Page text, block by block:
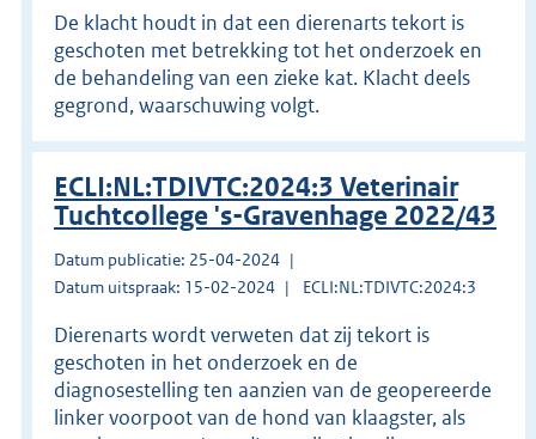
De klacht houdt in dat een dierenarts tekort is
geschoten met betrekking tot het onderzoek en
de behandeling van een zieke kat. Klacht deels
gegrond, waarschuwing volgt.
ECLI:NL:TDIVTC:2024:3 Veterinair
Tuchtcollege 's-Gravenhage 2022/43
Datum publicatie: 25-04-2024
Datum uitspraak: 15-02-2024
ECLI:NL:TDIVTC:2024:3
Dierenarts wordt verweten dat zij tekort is
geschoten in het onderzoek en de
diagnosestelling ten aanzien van de geopereerde
linker voorpoot van de hond van klaagster, als